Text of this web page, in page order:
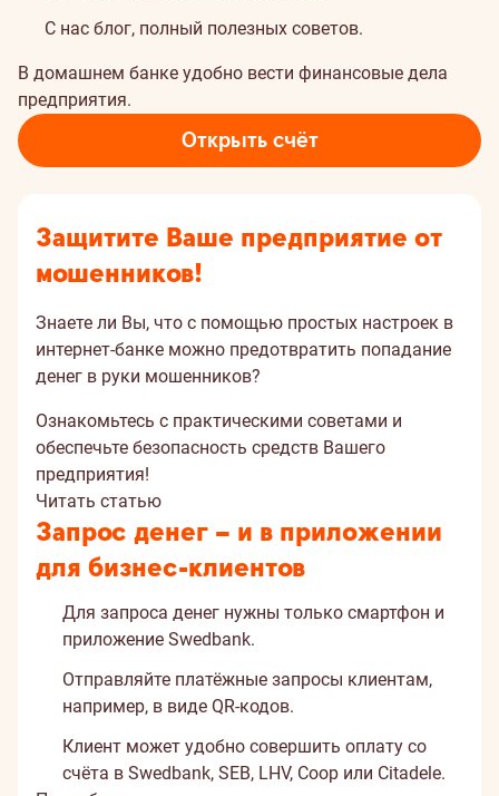
С нас блог, полный полезных советов.
В домашнем банке удобно вести финансовые дела
предприятия.
Открыть счёт
Защитите Ваше предприятие от
мошенников!
Знаете ли Вы, что с помощью простых настроек в
интернет-банке можно предотвратить попадание
денег в руки мошенников?
Ознакомьтесь с практическими советами и
обеспечьте безопасность средств Вашего
предприятия!
Читать статью
Запрос денег – и в приложении
для бизнес-клиентов
Для запроса денег нужны только смартфон и
приложение Swedbank.
Отправляйте платёжные запросы клиентам,
например, в виде QR-кодов.
Клиент может удобно совершить оплату со
счёта в Swedbank, SEB, LHV, Coop или Citadele.